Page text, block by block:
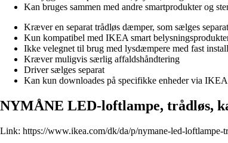
Kan bruges sammen med andre smartprodukter og
Kræver en separat trådløs dæmper, som sælges separat
Kun kompatibel med IKEA smart
Ikke velegnet til brug med lysdæmpere med fast
Kræver muligvis særlig affaldshåndtering
Driver sælges separat
Kan kun downloades på specifikke enheder via
NYMÅNE LED-loftlampe, trådløs,
Link: https://www.ikea.com/dk/da/p/nymane-led-loftlampe-